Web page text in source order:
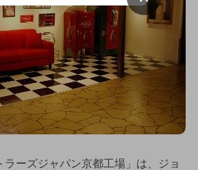
ラーズジャパン京都工場」は、ジョ